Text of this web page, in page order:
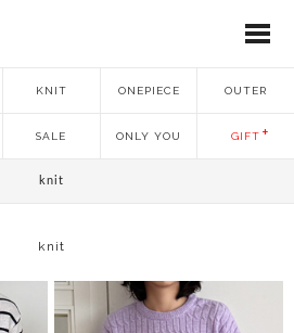
KNIT ONEPIECE OUTER
SALE ONLY YOU GIFT
knit
knit